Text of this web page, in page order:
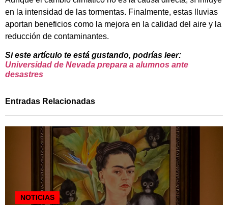
en la intensidad de las tormentas. Finalmente, estas lluvias
aportan beneficios como la mejora en la calidad del aire y la
reducción de contaminantes.
Si este artículo te está gustando, podrías leer:
Universidad de Nevada prepara a alumnos ante
desastres
Entradas Relacionadas
NOTICIAS